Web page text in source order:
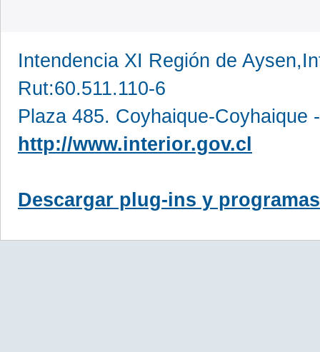
Intendencia XI Región de
Rut:60.511.110-6
Plaza 485. Coyhaique-Coyhaique
http://www.interior.gov.cl
Descargar plug-ins y